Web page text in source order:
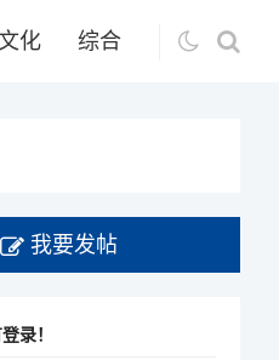
文化 综合
我要发帖
录！